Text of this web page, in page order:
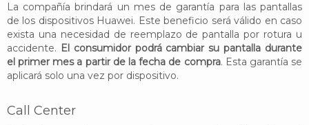
La compañía brindará un mes de garantía para las pantallas
de los dispositivos Huawei. Este beneficio será válido en caso
exista una necesidad de reemplazo de pantalla por rotura u
accidente. El consumidor podrá cambiar su pantalla durante
el primer mes a partir de la fecha de compra. Esta garantía se
aplicará solo una vez por dispositivo.
Call Center